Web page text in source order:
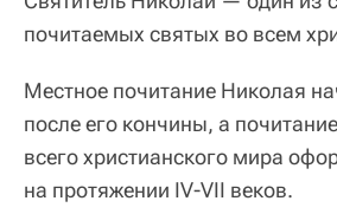
почитаемых святых во всем
Местное почитание Николая
после его кончины, а
всего христианского мира
на протяжении IV-VII веков.